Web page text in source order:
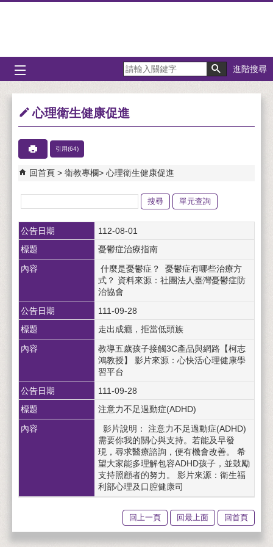
進階搜尋
心理衛生健康促進
引用(64)
回首頁 衛教專欄 心理衛生健康促進
關
鍵
字
單元查詢
公告日期
112-08-01
標題
憂鬱症治療指南
內容
什麼是憂鬱症？ 憂鬱症有哪些治療方
式？ 資料來源：社團法人臺灣憂鬱症防
治協會
公告日期
111-09-28
標題
走出成癮，拒當低頭族
內容
教導五歲孩子接觸3C產品與網路【柯志
鴻教授】 影片來源：心快活心理健康學
習平台
公告日期
111-09-28
標題
注意力不足過動症(ADHD)
內容
影片說明： 注意力不足過動症(ADHD)
需要你我的關心與支持。若能及早發
現，尋求醫療諮詢，便有機會改善。 希
望大家能多理解包容ADHD孩子，並鼓勵
支持照顧者的努力。 影片來源：衛生福
利部心理及口腔健康司
回上一頁 回最上面 回首頁